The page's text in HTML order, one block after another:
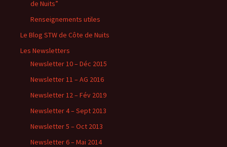
de Nuits”
Renseignements utiles
Le Blog STW de Côte de Nuits
Les Newsletters
Newsletter 10 – Déc 2015
Newsletter 11 – AG 2016
Newsletter 12 – Fév 2019
Newsletter 4 – Sept 2013
Newsletter 5 – Oct 2013
Newsletter 6 – Mai 2014